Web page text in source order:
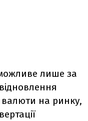
лише за
валюти на ринку,